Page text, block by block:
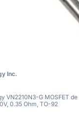
Inc.
VN2210N3-G MOSFET
0.35 Ohm, TO-92